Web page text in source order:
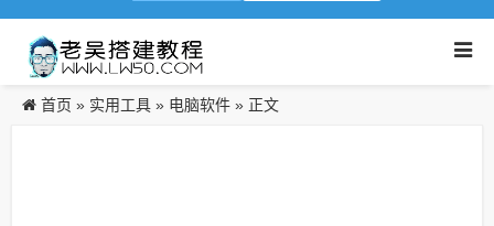
首页 » 实用工具 » 电脑软件 » 正文